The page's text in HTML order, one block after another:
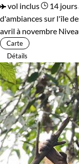
vol inclus
14 jours
d'ambiances sur l'île
avril à novembre
Carte
Détails